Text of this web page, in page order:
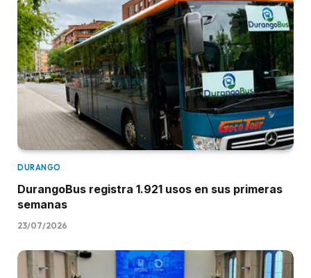
DURANGO
DurangoBus registra 1.921 usos en sus primeras
semanas
23/07/2026